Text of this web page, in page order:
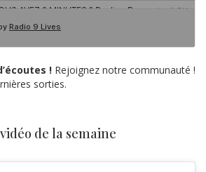
! Rejoignez notre communauté !
sorties.
de la semaine